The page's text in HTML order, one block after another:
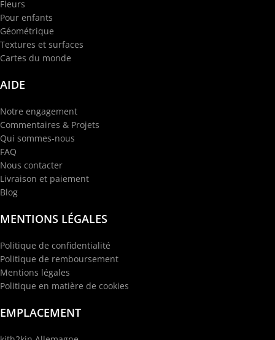
Fleurs
Pour enfants
Géométrique
Textures et surfaces
Cartes du monde
AIDE
Notre engagement
Commentaires & Projets
Qui sommes-nous
FAQ
Nous contacter
Livraison et paiement
Blog
MENTIONS LÉGALES
Politique de confidentialité
Politique de remboursement
Mentions légales
Politique en matière de cookies
EMPLACEMENT